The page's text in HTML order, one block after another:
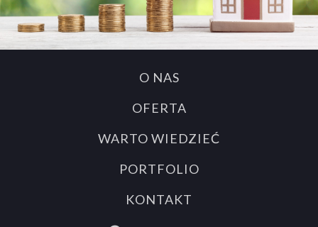
O NAS
OFERTA
WARTO WIEDZIEĆ
PORTFOLIO
KONTAKT